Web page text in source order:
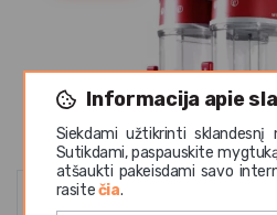
Informacija apie
Siekdami užtikrinti sklandesnį
Sutikdami, paspauskite
atšaukti pakeisdami savo
rasitečia.